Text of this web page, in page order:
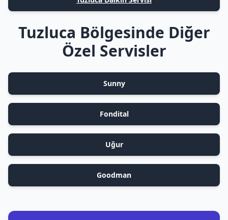
Tuzluca Bölgesinde Diğer
Özel Servisler
Sunny
Fondital
Uğur
Goodman